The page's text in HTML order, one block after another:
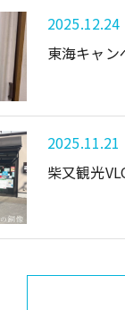
2025.12.24
東海キャン
2025.11.21
柴又観光